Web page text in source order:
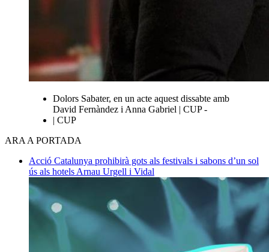
Dolors Sabater, en un acte aquest dissabte amb
David Fernàndez i Anna Gabriel | CUP -
| CUP
ARA A PORTADA
Acció Catalunya prohibirà gots als festivals i sabons d’un sol
ús als hotels Arnau Urgell i Vidal